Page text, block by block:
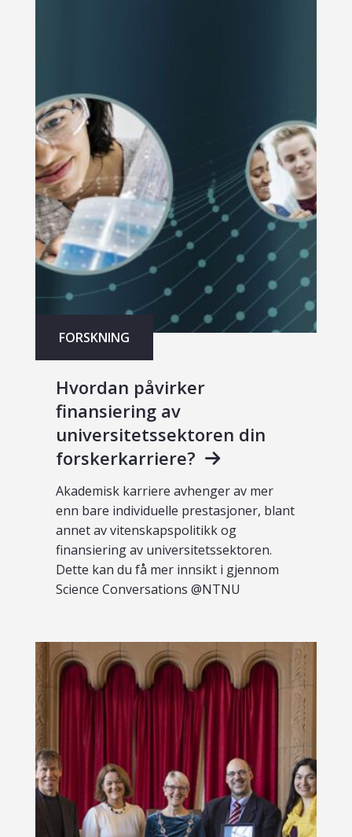
FORSKNING
Hvordan påvirker
finansiering av
universitetssektoren din
forskerkarriere?
Akademisk karriere avhenger av mer
enn bare individuelle prestasjoner, blant
annet av vitenskapspolitikk og
finansiering av universitetssektoren.
Dette kan du få mer innsikt i gjennom
Science Conversations @NTNU